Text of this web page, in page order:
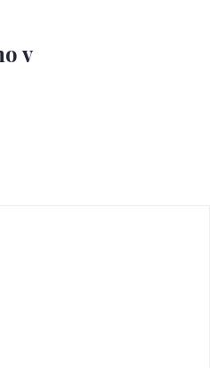
v
autorským